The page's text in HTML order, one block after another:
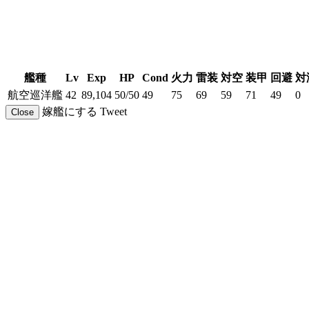
艦種 Lv Exp HP Cond 火力 雷装 対空 装甲 回避 対
航空巡洋艦 42 89,104 50/50 49 75 69 59 71 49 0
Close 嫁艦にする Tweet